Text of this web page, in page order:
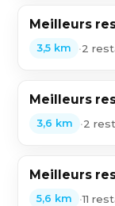
Meilleurs
3,5 km •2
Meilleurs
3,6 km •2
Meilleurs
5,6 km •11